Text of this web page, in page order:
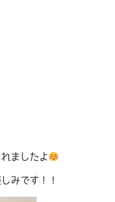
ましたよ
みです！！